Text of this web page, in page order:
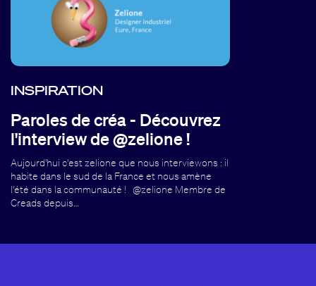
INSPIRATION
Paroles de créa - Découvrez
l'interview de @zelione !
Aujourd'hui c'est zelione que nous interviewons : il
habite dans le sud de la France et nous amène
l'été dans la communauté ! @zelione Membre de
Creads depuis…